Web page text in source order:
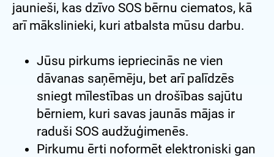
jaunieši, kas dzīvo SOS bērnu ciematos, kā
arī mākslinieki, kuri atbalsta mūsu darbu.
Jūsu pirkums iepriecinās ne vien
dāvanas saņēmēju, bet arī palīdzēs
sniegt mīlestības un drošības sajūtu
bērniem, kuri savas jaunās mājas ir
raduši SOS audžuģimenēs.
Pirkumu ērti noformēt elektroniski gan